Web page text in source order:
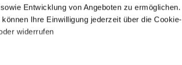
Entwicklung von Angeboten zu ermöglichen.
Ihre Einwilligung jederzeit über die Cookie-
widerrufen